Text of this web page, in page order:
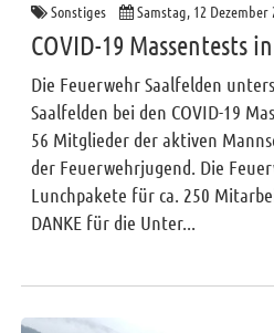
Sonstiges Samstag, 12 Dezember
COVID-19 Massentests
Die Feuerwehr Saalfelden
Saalfelden bei den COVID-19
56 Mitglieder der aktiven
der Feuerwehrjugend. Die
Lunchpakete für ca. 250
DANKE für die Unter...